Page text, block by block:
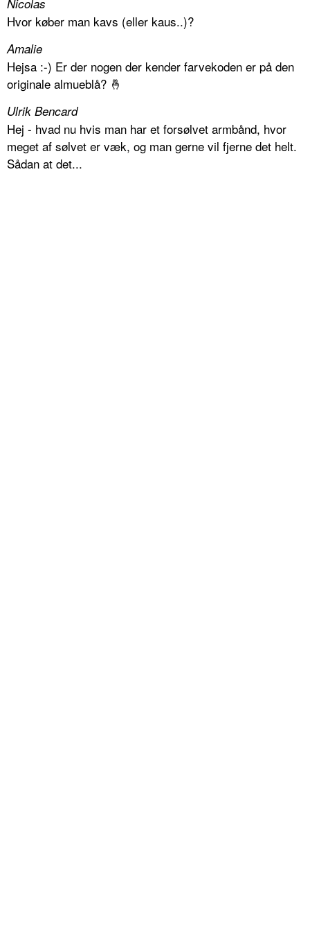
Nicolas
Hvor køber man kavs (eller kaus..)?
Amalie
Hejsa :-) Er der nogen der kender farvekoden er på den
originale almueblå? 🤞
Ulrik Bencard
Hej - hvad nu hvis man har et forsølvet armbånd, hvor
meget af sølvet er væk, og man gerne vil fjerne det helt.
Sådan at det...